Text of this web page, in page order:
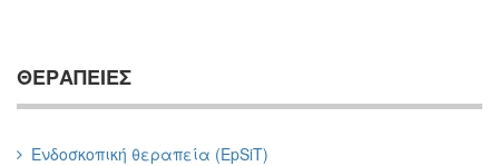
ΘΕΡΑΠΕΙΕΣ
Ενδοσκοπική θεραπεία (EpSiT)